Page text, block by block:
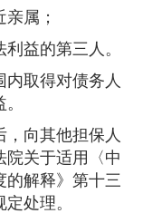
属；
益的第三人。
取得对债务人
向其他担保人
院关于适用〈中
的解释》第十三
处理。